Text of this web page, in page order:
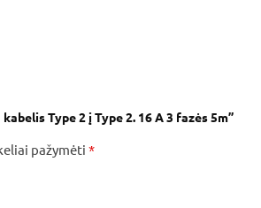
Type 2 į Type 2. 16 A 3 fazės 5m”
pažymėti*